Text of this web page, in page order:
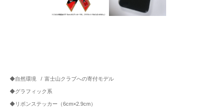
◆自然環境 / 富士山クラブへの寄付モデル
◆グラフィック系
◆リボンステッカー（6cm×2.9cm）